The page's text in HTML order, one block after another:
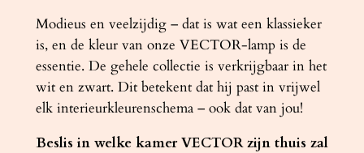
Modieus en veelzijdig – dat is wat een klassieker
is, en de kleur van onze VECTOR-lamp is de
essentie. De gehele collectie is verkrijgbaar in het
wit en zwart. Dit betekent dat hij past in vrijwel
elk interieurkleurenschema – ook dat van jou!
Beslis in welke kamer VECTOR zijn thuis zal